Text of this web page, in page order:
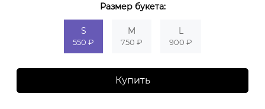
Размер букета:
S
550 ₽
M
750 ₽
L
900 ₽
Купить